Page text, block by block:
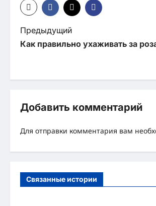
Н
а
г
я
Предыдущий
Как правильно ухаживать за
Добавить комментарий
Для отправки комментария вам
Связанные истории